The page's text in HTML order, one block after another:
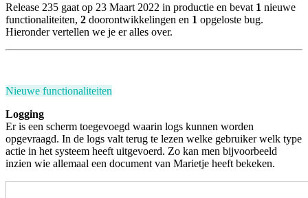
Release 235 gaat op 23 Maart 2022 in productie en bevat 1 nieuwe
functionaliteiten, 2 doorontwikkelingen en 1 opgeloste bug.
Hieronder vertellen we je er alles over.
Nieuwe functionaliteiten
Logging
Er is een scherm toegevoegd waarin logs kunnen worden
opgevraagd. In de logs valt terug te lezen welke gebruiker welk type
actie in het systeem heeft uitgevoerd. Zo kan men bijvoorbeeld
inzien wie allemaal een document van Marietje heeft bekeken.